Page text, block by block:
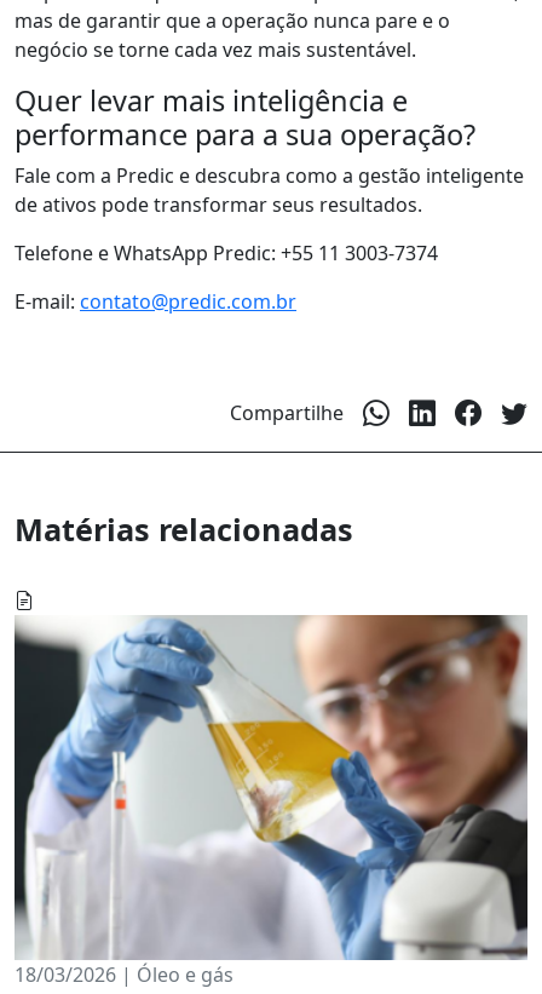
mas de garantir que a operação nunca pare e o
negócio se torne cada vez mais sustentável.
Quer levar mais inteligência e
performance para a sua operação?
Fale com a Predic e descubra como a gestão inteligente
de ativos pode transformar seus resultados.
Telefone e WhatsApp Predic: +55 11 3003-7374
E-mail: contato@predic.com.br
Compartilhe
Matérias relacionadas
18/03/2026 | Óleo e gás